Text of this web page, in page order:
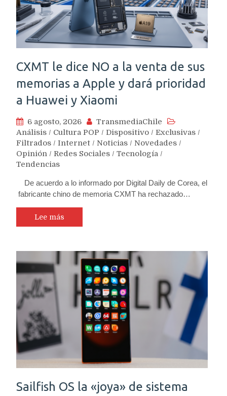
CXMT le dice NO a la venta de sus
memorias a Apple y dará prioridad
a Huawei y Xiaomi
6 agosto, 2026
TransmediaChile
Análisis / Cultura POP / Dispositivo / Exclusivas /
Filtrados / Internet / Noticias / Novedades /
Opinión / Redes Sociales / Tecnología /
Tendencias
De acuerdo a lo informado por Digital Daily de Corea, el
fabricante chino de memoria CXMT ha rechazado…
Lee más
Sailfish OS la «joya» de sistema